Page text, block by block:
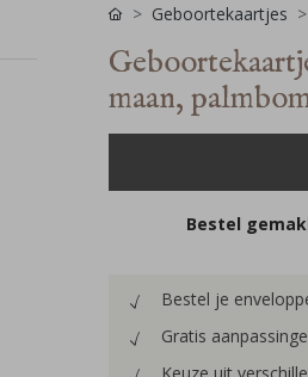
Geboortekaartjes
maan,
Bestel
Bestel je
Gratis